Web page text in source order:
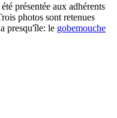
présentée aux adhérents
photos sont retenues
presqu'île: le gobemouche